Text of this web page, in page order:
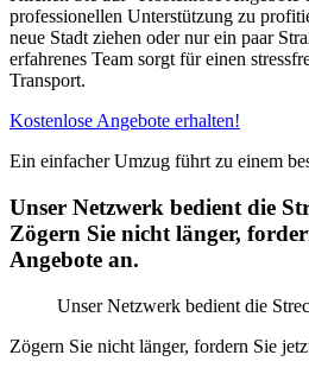
professionellen Unterstützung zu
neue Stadt ziehen oder nur ein paar
erfahrenes Team sorgt für einen
Transport.
Kostenlose Angebote erhalten!
Ein einfacher Umzug führt zu einem
Unser Netzwerk bedient die
Zögern Sie nicht länger,
Angebote an.
Unser Netzwerk bedient die
Zögern Sie nicht länger, fordern Sie